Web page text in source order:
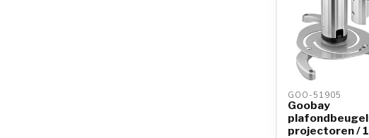
GOO-51905
Goobay
projectoren /